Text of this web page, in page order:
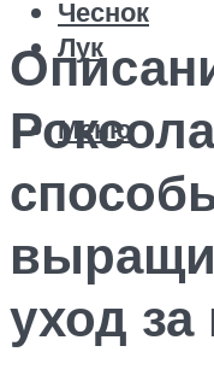
Чеснок
Лук
Меню
уход за